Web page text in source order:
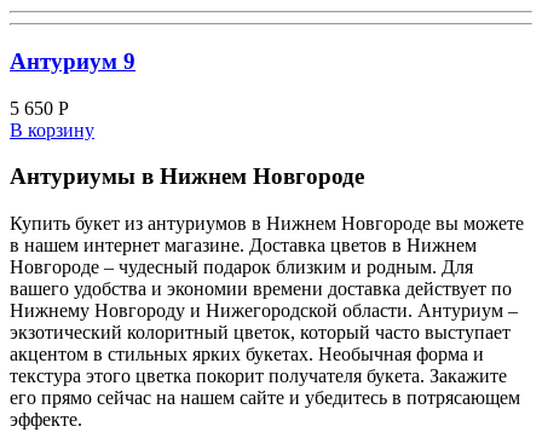
Антуриум 9
5 650 Р
В корзину
Антуриумы в Нижнем Новгороде
Купить букет из антуриумов в Нижнем Новгороде вы можете
в нашем интернет магазине. Доставка цветов в Нижнем
Новгороде – чудесный подарок близким и родным. Для
вашего удобства и экономии времени доставка действует по
Нижнему Новгороду и Нижегородской области. Антуриум –
экзотический колоритный цветок, который часто выступает
акцентом в стильных ярких букетах. Необычная форма и
текстура этого цветка покорит получателя букета. Закажите
его прямо сейчас на нашем сайте и убедитесь в потрясающем
эффекте.